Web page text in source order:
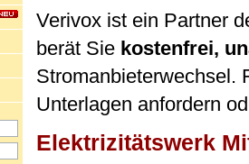
Verivox ist ein Partner
berät Sie kostenfrei,
Stromanbieterwechsel.
Unterlagen anfordern
Elektrizitätswerk